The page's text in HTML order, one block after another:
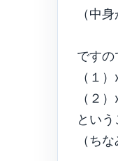
（中
ですの
（１
（２
とい
（ち